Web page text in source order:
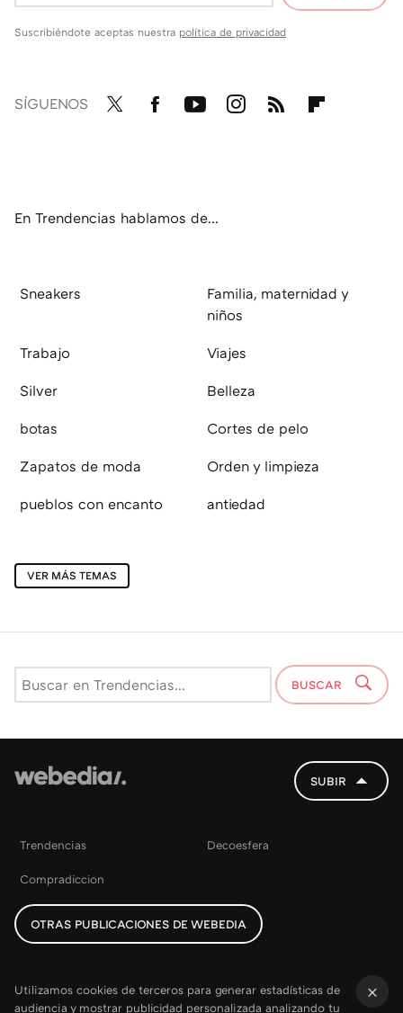
Suscribiéndote aceptas nuestra política de privacidad
SÍGUENOS
En Trendencias hablamos de...
Sneakers
Familia, maternidad y
niños
Trabajo Viajes
Silver Belleza
botas Cortes de pelo
Zapatos de moda Orden y limpieza
pueblos con encanto antiedad
VER MÁS TEMAS
BUSCAR
SUBIR
Trendencias Decoesfera
Compradiccion
OTRAS PUBLICACIONES DE WEBEDIA
Utilizamos cookies de terceros para generar estadísticas de
audiencia y mostrar publicidad personalizada analizando tu